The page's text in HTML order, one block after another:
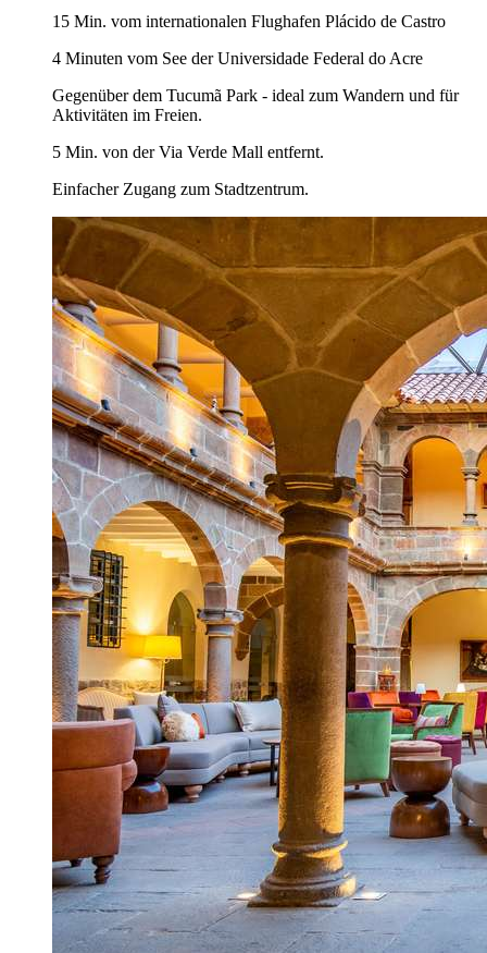
15 Min. vom internationalen Flughafen Plácido de Castro
4 Minuten vom See der Universidade Federal do Acre
Gegenüber dem Tucumã Park - ideal zum Wandern und für
Aktivitäten im Freien.
5 Min. von der Via Verde Mall entfernt.
Einfacher Zugang zum Stadtzentrum.